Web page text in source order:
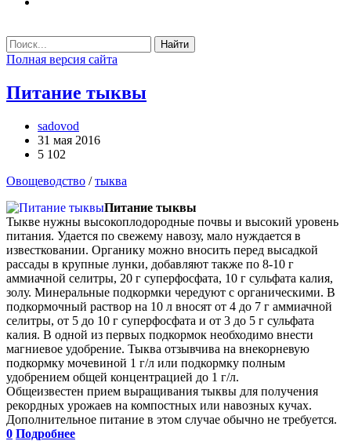
Найти
Полная версия сайта
Питание тыквы
sadovod
31 мая 2016
5 102
Овощеводство /тыква
Питание тыквы
Тыкве нужны высокоплодородные почвы и высокий уровень
питания. Удается по свежему навозу, мало нуждается в
известковании. Органику можно вносить перед высадкой
рассады в крупные лунки, добавляют также по 8-10 г
аммиачной селитры, 20 г суперфосфата, 10 г сульфата калия,
золу. Минеральные подкормки чередуют с органическими. В
подкормочный раствор на 10 л вносят от 4 до 7 г аммиачной
селитры, от 5 до 10 г суперфосфата и от 3 до 5 г сульфата
калия. В одной из первых подкормок необходимо внести
магниевое удобрение. Тыква отзывчива на внекорневую
подкормку мочевиной 1 г/л или подкормку полным
удобрением общей концентрацией до 1 г/л.
Общеизвестен прием выращивания тыквы для получения
рекордных урожаев на компостных или навозных кучах.
Дополнительное питание в этом случае обычно не требуется.
0 Подробнее